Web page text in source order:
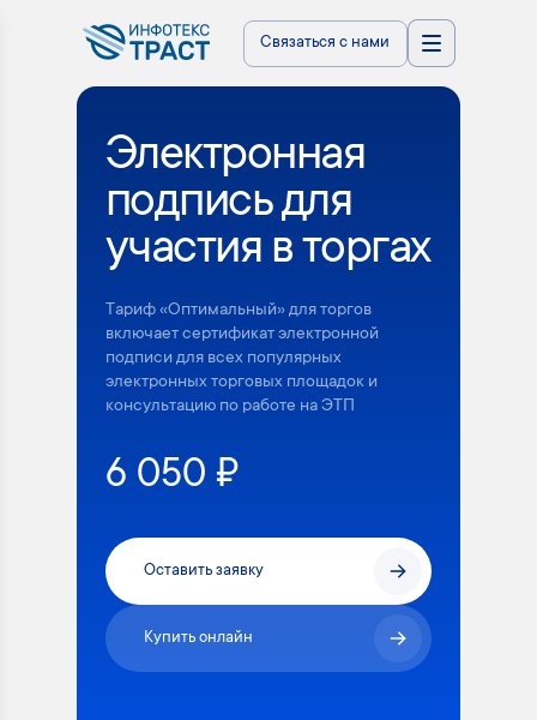
Связаться с нами
Электронная
подпись для
участия в торгах
Тариф «Оптимальный» для торгов
включает сертификат электронной
подписи для всех популярных
электронных торговых площадок и
консультацию по работе на ЭТП
6 050 ₽
Оставить заявку
Купить онлайн